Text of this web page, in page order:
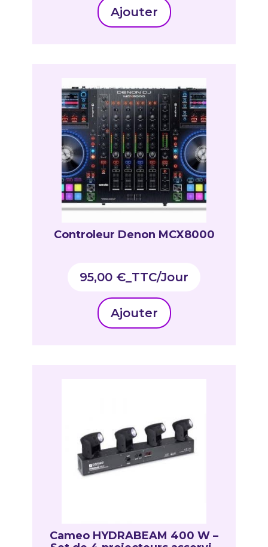
Ajouter
Controleur Denon MCX8000
95,00 €_TTC
Ajouter
Cameo HYDRABEAM 400 W –